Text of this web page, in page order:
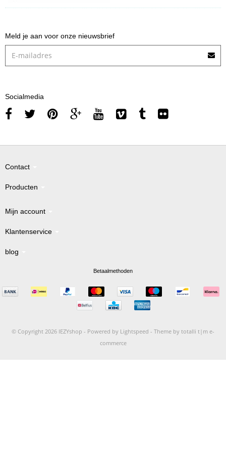
Meld je aan voor onze nieuwsbrief
Socialmedia
Contact
Producten
Mijn account
Klantenservice
blog
Betaalmethoden
© Copyright 2026 IEZYshop - Powered by Lightspeed - Theme by totalli t|m e-
commerce